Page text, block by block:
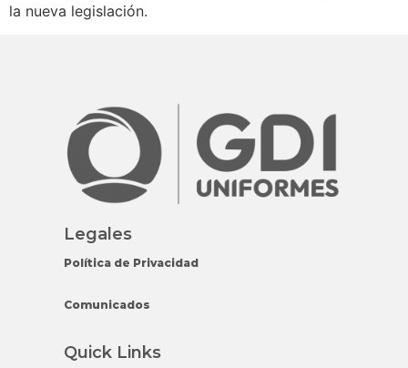
la nueva legislación.
Legales
Política de Privacidad
Comunicados
Quick Links